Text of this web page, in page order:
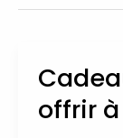
offrir
Cadeaux
à